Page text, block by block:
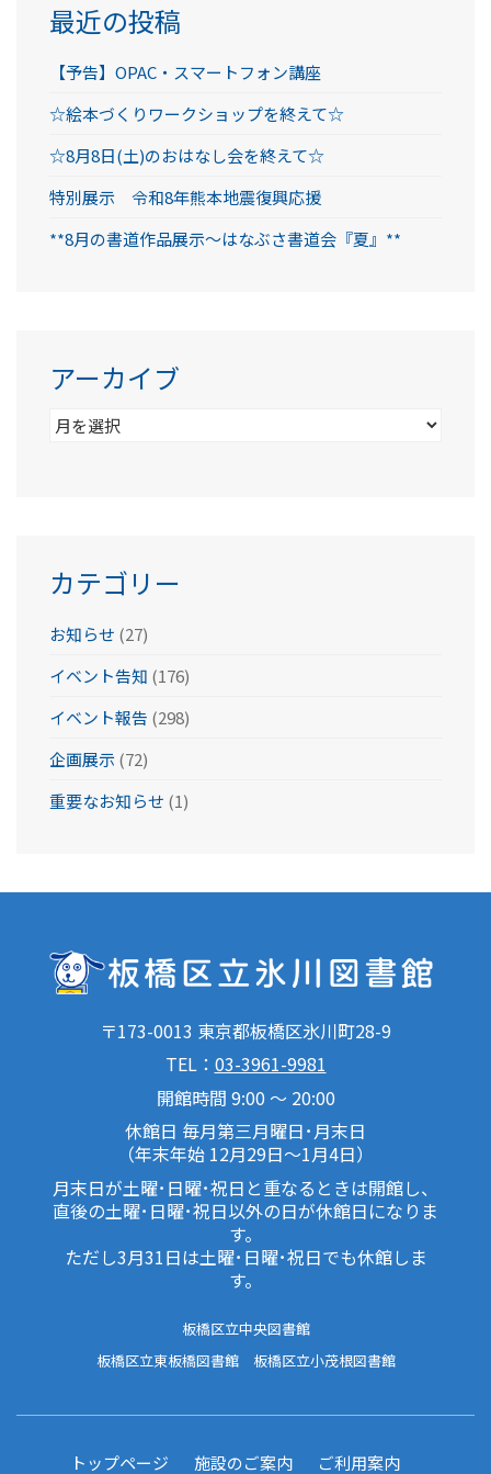
最近の投稿
【予告】OPAC・スマートフォン講座
☆絵本づくりワークショップを終えて☆
☆8月8日(土)のおはなし会を終えて☆
特別展示 令和8年熊本地震復興応援
**8月の書道作品展示～はなぶさ書道会『夏』**
アーカイブ
ア
カテゴリー
お知らせ (27)
イベント告知 (176)
イベント報告 (298)
企画展示(72)
重要なお知らせ (1)
〒173-0013 東京都板橋区氷川町28-9
TEL： 03-3961-9981
開館時間 9:00 ～ 20:00
休館日 毎月第三月曜日･月末日
（年末年始 12月29日～1月4日）
月末日が土曜･日曜･祝日と重なるときは開館し、
直後の土曜･日曜･祝日以外の日が休館日になりま
す。
ただし3月31日は土曜･日曜･祝日でも休館しま
す。
板橋区立中央図書館
板橋区立東板橋図書館
板橋区立小茂根図書館
トップページ 施設のご案内 ご利用案内